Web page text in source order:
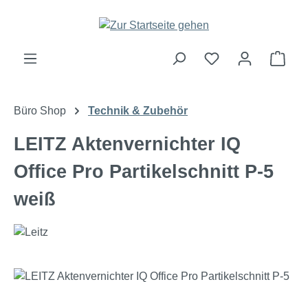
Zum Hauptinhalt springen
Büro Shop Technik & Zubehör
LEITZ Aktenvernichter IQ
Office Pro Partikelschnitt P-5
weiß
Bildergalerie überspringen